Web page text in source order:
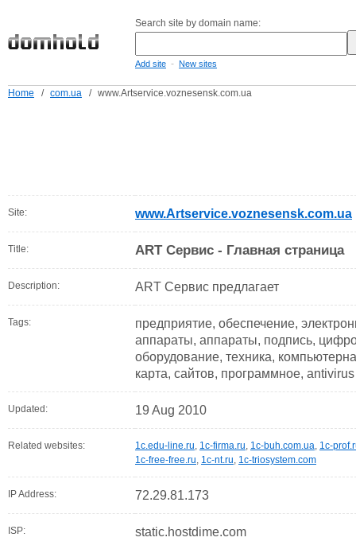
Search site by domain name:
Add site - New sites
Home / com.ua / www.Artservice.voznesensk.com.ua
Site: www.Artservice.voznesensk.com.ua
Title: ART Сервис - Главная страница
Description: ART Сервис предлагает
Tags:
предприятие, обеспечение,
аппараты, аппараты, подпись,
оборудование, техника,
карта, сайтов, программное, antivirus
Updated: 19 Aug 2010
Related websites: 1c.edu-line.ru, 1c-firma.ru, 1c-buh.com.ua, 1c-
1c-free-free.ru, 1c-nt.ru, 1c-triosystem.com
IP Address: 72.29.81.173
ISP: static.hostdime.com